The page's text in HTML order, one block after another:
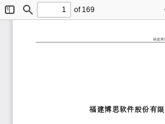
ToggleFind
of 169
福建博
福建博思软件股份有